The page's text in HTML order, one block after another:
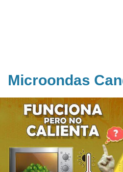
Microondas